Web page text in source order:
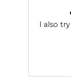
I also